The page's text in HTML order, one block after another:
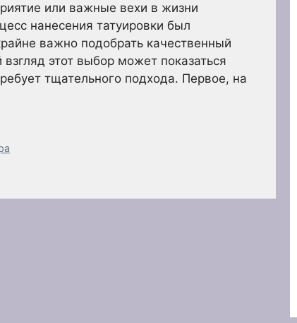
или важные вехи в жизни
нанесения татуировки был
важно подобрать качественный
этот выбор может показаться
тщательного подхода. Первое, на